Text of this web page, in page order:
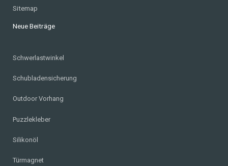
Sitemap
Neue Beiträge
Schwerlastwinkel
Schubladensicherung
Outdoor Vorhang
Puzzlekleber
Silikonöl
Türmagnet